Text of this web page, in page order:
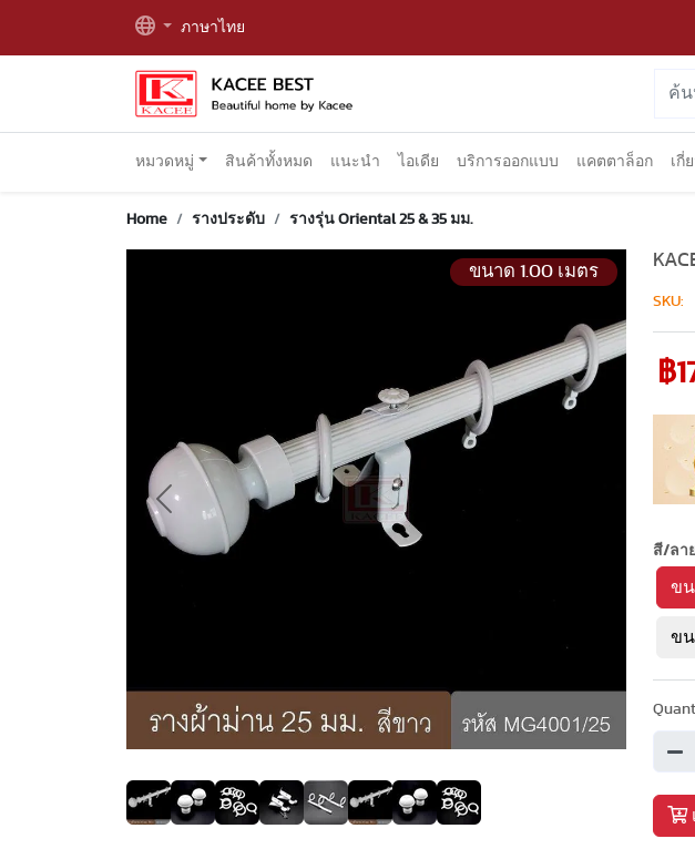
ภาษาไทย
หมวดหมู่ สินค้าทั้งหมด แนะนำ ไอเดีย บริการออกแบบ แคตตาล็อก เกี่
Home รางประดับ รางรุ่น Oriental 25 & 35 มม.
ขนาด 1.00 เมตร
Previous
SKU:
฿
สี/ลา
ขน
ขน